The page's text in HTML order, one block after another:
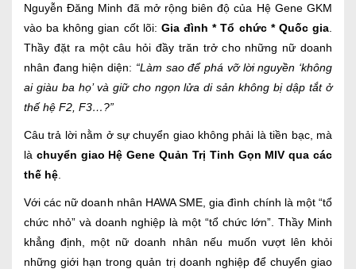
Nguyễn Đăng Minh đã mở rộng biên độ của Hệ Gene GKM
vào ba không gian cốt lõi: Gia đình * Tổ chức * Quốc gia
Thầy đặt ra một câu hỏi đầy trăn trở cho những nữ doanh
nhân đang hiện diện: “Làm sao để phá vỡ lời nguyền ‘không
ai giàu ba họ’ và giữ cho ngọn lửa di sản không bị dập tắt ở
thế hệ F2, F3…?”
Câu trả lời nằm ở sự chuyển giao không phải là tiền bạc, mà
là chuyển giao Hệ Gene Quản Trị Tinh Gọn MIV qua các
thế hệ
Với các nữ doanh nhân HAWA SME, gia đình chính là một “tổ
chức nhỏ” và doanh nghiệp là một “tổ chức lớn”. Thầy Minh
khẳng định, một nữ doanh nhân nếu muốn vượt lên khỏi
những giới hạn trong quản trị doanh nghiệp để chuyển giao